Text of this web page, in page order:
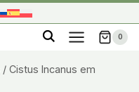
0
/ Cistus Incanus em